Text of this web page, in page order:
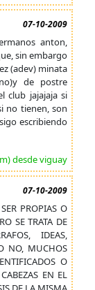
07-10-2009
anton,
sin embargo
(adev) minata
de postre
club jajajaja si
no tienen, son
escribiendo
desde viguay
07-10-2009
PROPIAS O
SE TRATA DE
IDEAS,
NO, MUCHOS
O
EN EL